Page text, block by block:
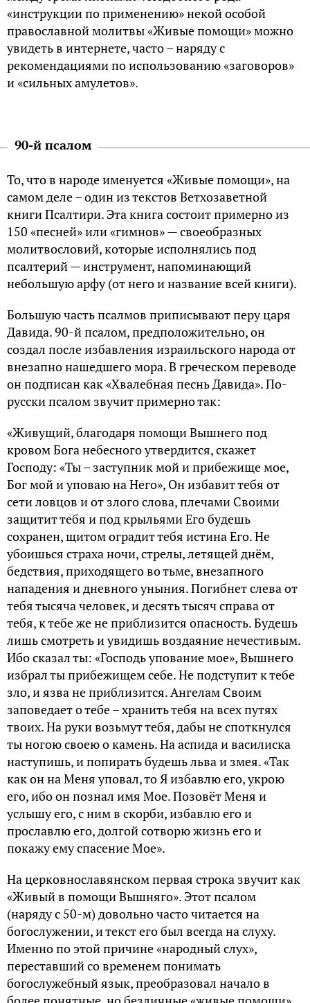
«инструкции по применению» некой особой
православной молитвы «Живые помощи» можно
увидеть в интернете, часто – наряду с
рекомендациями по использованию «заговоров»
и «сильных амулетов».
90-й псалом
То, что в народе именуется «Живые помощи», на
самом деле – один из текстов Ветхозаветной
книги Псалтири. Эта книга состоит примерно из
150 «песней» или «гимнов» — своеобразных
молитвословий, которые исполнялись под
псалтерий — инструмент, напоминающий
небольшую арфу (от него и название всей книги).
Большую часть псалмов приписывают перу царя
Давида. 90-й псалом, предположительно, он
создал после избавления израильского народа от
внезапно нашедшего мора. В греческом переводе
он подписан как «Хвалебная песнь Давида». По-
русски псалом звучит примерно так:
«Живущий, благодаря помощи Вышнего под
кровом Бога небесного утвердится, скажет
Господу: «Ты – заступник мой и прибежище мое,
Бог мой и уповаю на Него», Он избавит тебя от
сети ловцов и от злого слова, плечами Своими
защитит тебя и под крыльями Его будешь
сохранен, щитом оградит тебя истина Его. Не
убоишься страха ночи, стрелы, летящей днём,
бедствия, приходящего во тьме, внезапного
нападения и дневного уныния. Погибнет слева от
тебя тысяча человек, и десять тысяч справа от
тебя, к тебе же не приблизится опасность. Будешь
лишь смотреть и увидишь воздаяние нечестивым.
Ибо сказал ты: «Господь упование мое», Вышнего
избрал ты прибежищем себе. Не подступит к тебе
зло, и язва не приблизится. Ангелам Своим
заповедает о тебе – хранить тебя на всех путях
твоих. На руки возьмут тебя, дабы не споткнулся
ты ногою своею о камень. На аспида и василиска
наступишь, и попирать будешь льва и змея. «Так
как он на Меня уповал, то Я избавлю его, укрою
его, ибо он познал имя Мое. Позовёт Меня и
услышу его, с ним в скорби, избавлю его и
прославлю его, долгой сотворю жизнь его и
покажу ему спасение Мое».
На церковнославянском первая строка звучит как
«Живый в помощи Вышняго». Этот псалом
(наряду с 50-м) довольно часто читается на
богослужении, и текст его был всегда на слуху.
Именно по этой причине «народный слух»,
переставший со временем понимать
богослужебный язык, преобразовал начало в